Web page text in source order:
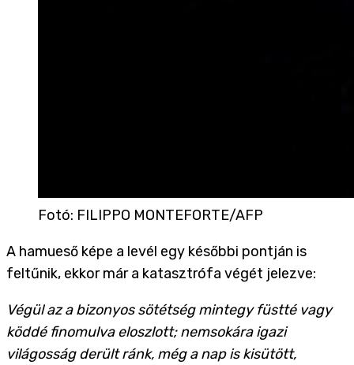
Fotó: FILIPPO MONTEFORTE/AFP
A hamueső képe a levél egy későbbi pontján is
feltűnik, ekkor már a katasztrófa végét jelezve:
Végül az a bizonyos sötétség mintegy füstté vagy
köddé finomulva eloszlott; nemsokára igazi
világosság derült ránk, még a nap is kisütött,